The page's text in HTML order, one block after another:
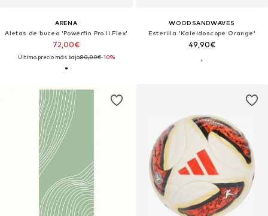
ARENA
Aletas de buceo 'Powerfin Pro II Flex'
72,00€
Último precio más bajo:80,00€-10%
WOODSANDWAVES
Esterilla 'Kaleidoscope Orange'
49,90€